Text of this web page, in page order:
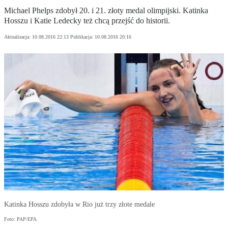
Michael Phelps zdobył 20. i 21. złoty medal olimpijski. Katinka
Hosszu i Katie Ledecky też chcą przejść do historii.
Aktualizacja: 10.08.2016 22:13 Publikacja: 10.08.2016 20:16
Katinka Hosszu zdobyła w Rio już trzy złote medale
Foto: PAP/EPA